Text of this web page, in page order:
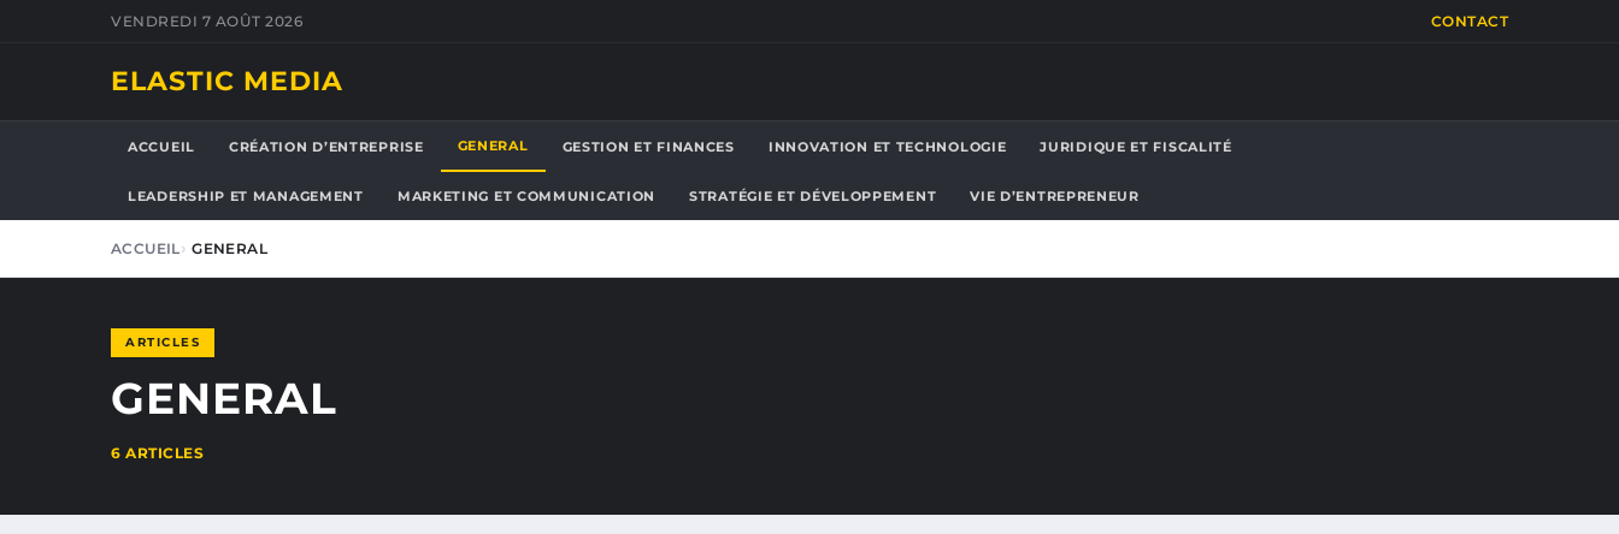
VENDREDI 7 AOÛT 2026 CONTACT
ELASTIC MEDIA
ACCUEIL CRÉATION D’ENTREPRISE GENERAL GESTION ET FINANCES INNOVATION ET TECHNOLOGIE JURIDIQUE ET FISCALITÉ
LEADERSHIP ET MANAGEMENT MARKETING ET COMMUNICATION STRATÉGIE ET DÉVELOPPEMENT VIE D’ENTREPRENEUR
ACCUEIL GENERAL
ARTICLES
GENERAL
6 ARTICLES